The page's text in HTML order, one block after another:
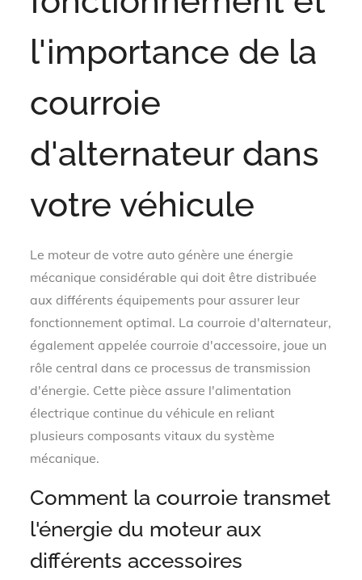
l'importance de la
courroie
d'alternateur dans
votre véhicule
Le moteur de votre auto génère une énergie
mécanique considérable qui doit être distribuée
aux différents équipements pour assurer leur
fonctionnement optimal. La courroie d'alternateur,
également appelée courroie d'accessoire, joue un
rôle central dans ce processus de transmission
d'énergie. Cette pièce assure l'alimentation
électrique continue du véhicule en reliant
plusieurs composants vitaux du système
mécanique.
Comment la courroie transmet
l'énergie du moteur aux
différents accessoires